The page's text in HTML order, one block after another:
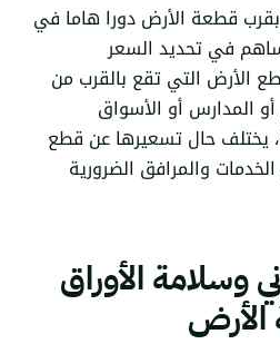
قطعة الأرض دورا هاما في
في تحديد السعر
الأرض التي تقع بالقرب من
المدارس أو الأسواق
يختلف حال تسعيرها عن قطع
والمرافق الضرورية
وسلامة الأوراق